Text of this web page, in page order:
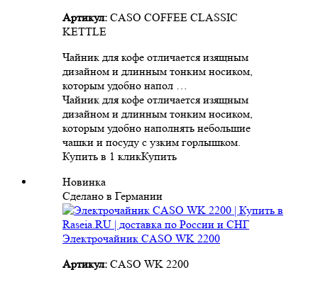
Артикул: CASO COFFEE CLASSIC
KETTLE
Чайник для кофе отличается изящным
дизайном и длинным тонким носиком,
которым удобно напол …
Чайник для кофе отличается изящным
дизайном и длинным тонким носиком,
которым удобно наполнять небольшие
чашки и посуду с узким горлышком.
Купить в 1 кликКупить
Новинка
Сделано в Германии
Электрочайник CASO WK 2200
Артикул: CASO WK 2200